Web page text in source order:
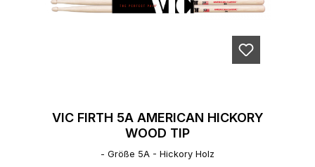
VIC FIRTH 5A AMERICAN HICKORY
WOOD TIP
- Größe 5A - Hickory Holz